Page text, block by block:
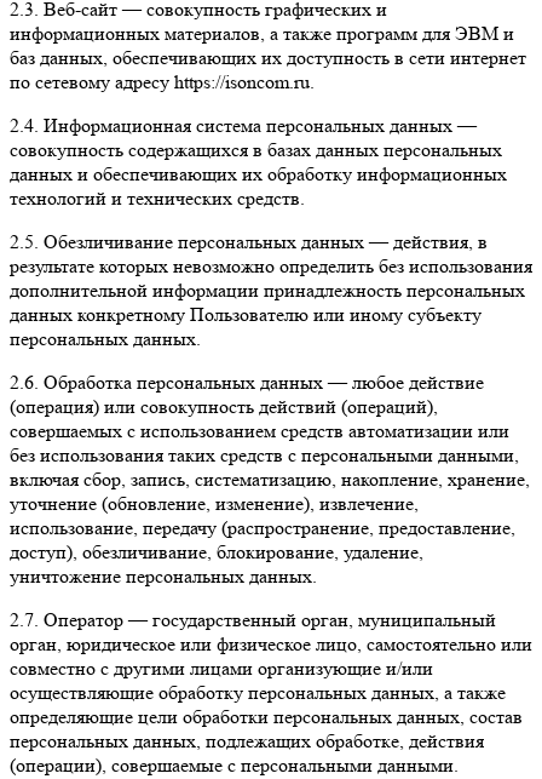
2.3. Веб-сайт — совокупность графических и
информационных материалов, а также программ для ЭВМ и
баз данных, обеспечивающих их доступность в сети интернет
по сетевому адресу https://isoncom.ru.
2.4. Информационная система персональных данных —
совокупность содержащихся в базах данных персональных
данных и обеспечивающих их обработку информационных
технологий и технических средств.
2.5. Обезличивание персональных данных — действия, в
результате которых невозможно определить без использования
дополнительной информации принадлежность персональных
данных конкретному Пользователю или иному субъекту
персональных данных.
2.6. Обработка персональных данных — любое действие
(операция) или совокупность действий (операций),
совершаемых с использованием средств автоматизации или
без использования таких средств с персональными данными,
включая сбор, запись, систематизацию, накопление, хранение,
уточнение (обновление, изменение), извлечение,
использование, передачу (распространение, предоставление,
доступ), обезличивание, блокирование, удаление,
уничтожение персональных данных.
2.7. Оператор — государственный орган, муниципальный
орган, юридическое или физическое лицо, самостоятельно или
совместно с другими лицами организующие и/или
осуществляющие обработку персональных данных, а также
определяющие цели обработки персональных данных, состав
персональных данных, подлежащих обработке, действия
(операции), совершаемые с персональными данными.